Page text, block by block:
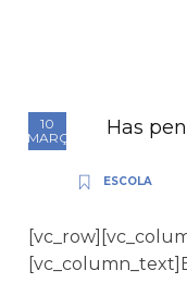
10
MARÇ
Has
ESCOLA